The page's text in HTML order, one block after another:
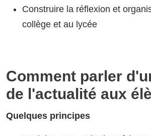
Construire la réflexion et
collège et au lycée
Comment parler
de l'actualité aux
Quelques principes